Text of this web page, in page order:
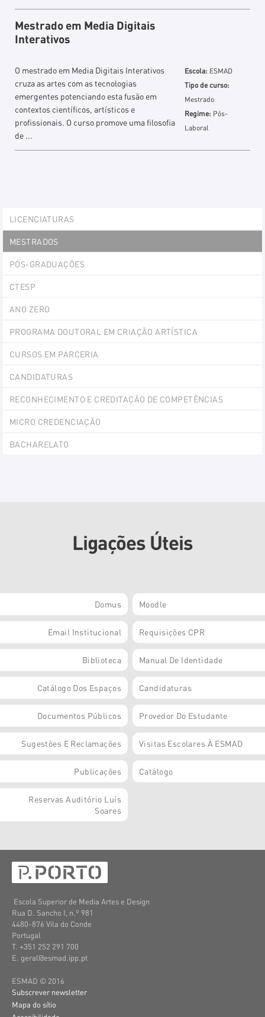
Mestrado em Media Digitais
Interativos
O mestrado em Media Digitais Interativos
cruza as artes com as tecnologias
emergentes potenciando esta fusão em
contextos científicos, artísticos e
profissionais. O curso promove uma filosofia
de ...
Escola: ESMAD
Tipo de curso:
Mestrado
Regime: Pós-
Laboral
Portlet
LICENCIATURAS
MESTRADOS
PÓS-GRADUAÇÕES
CTESP
ANO ZERO
PROGRAMA DOUTORAL EM CRIAÇÃO ARTÍSTICA
CURSOS EM PARCERIA
CANDIDATURAS
RECONHECIMENTO E CREDITAÇÃO DE COMPETÊNCIAS
MICRO CREDENCIAÇÃO
BACHARELATO
Ligações Úteis
Domus Moodle
Email Institucional Requisições CPR
Biblioteca Manual De Identidade
Catálogo Dos Espaços Candidaturas
Documentos Públicos Provedor Do Estudante
Sugestões E Reclamações Visitas Escolares À ESMAD
Publicações Catálogo
Reservas Auditório Luís
Soares
Escola Superior de Media Artes e Design
Rua D. Sancho I, n.º 981
4480-876 Vila do Conde
Portugal
T. +351 252 291 700
E. geral@esmad.ipp.pt
ESMAD © 2016
Subscrever newsletter
Mapa do sítio